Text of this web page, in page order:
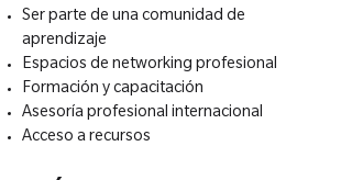
Ser parte de una comunidad de
aprendizaje
Espacios de networking profesional
Formación y capacitación
Asesoría profesional internacional
Acceso a recursos